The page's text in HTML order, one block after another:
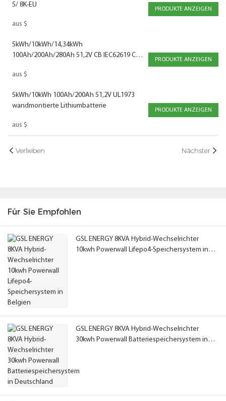
5/ 8K-EU
aus $
PRODUKTE ANZEIGEN
5kWh/10kWh/14,34kWh
100Ah/200Ah/280Ah 51,2V CB IEC62619 CE-
Solarbatterie
aus $
PRODUKTE ANZEIGEN
5kWh/10kWh 100Ah/200Ah 51,2V UL1973
wandmontierte Lithiumbatterie
aus $
PRODUKTE ANZEIGEN
Verlieben Nächster
Für Sie Empfohlen
GSL ENERGY 8KVA Hybrid-Wechselrichter
10kwh Powerwall Lifepo4-Speichersystem in
GSL ENERGY 8KVA Hybrid-Wechselrichter
30kwh Powerwall Batteriespeichersystem in